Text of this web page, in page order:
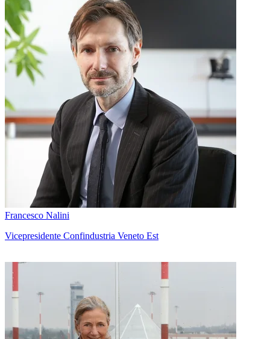
Francesco Nalini
Vicepresidente Confindustria Veneto Est